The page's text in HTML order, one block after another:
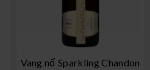
Vang nổ Sparkling Chandon